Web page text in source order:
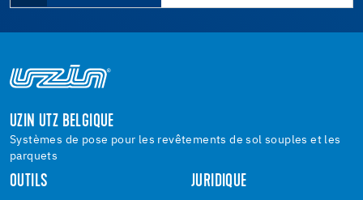
UZIN UTZ BELGIQUE
Systèmes de pose pour les revêtements de sol souples et les
parquets
OUTILS JURIDIQUE